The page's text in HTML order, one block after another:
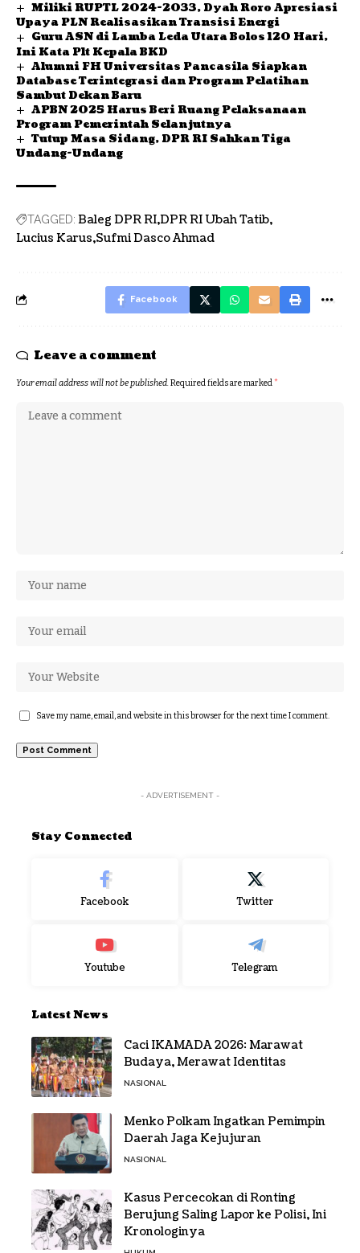
Miliki RUPTL 2024-2033, Dyah Roro Apresiasi
Upaya PLN Realisasikan Transisi Energi
Guru ASN di Lamba Leda Utara Bolos 120 Hari,
Ini Kata Plt Kepala BKD
Alumni FH Universitas Pancasila Siapkan
Database Terintegrasi dan Program Pelatihan
Sambut Dekan Baru
APBN 2025 Harus Beri Ruang Pelaksanaan
Program Pemerintah Selanjutnya
Tutup Masa Sidang, DPR RI Sahkan Tiga
Undang-Undang
TAGGED: Baleg DPR RI DPR RI Ubah Tatib
Lucius Karus Sufmi Dasco Ahmad
Facebook
Leave a comment
Your email address will not be published.Required fields are marked*
Save my name, email, and website in this browser for the next time I comment.
- ADVERTISEMENT -
Stay Connected
Facebook Twitter
Youtube Telegram
Latest News
Caci IKAMADA 2026: Marawat
Budaya, Merawat Identitas
NASIONAL
Menko Polkam Ingatkan Pemimpin
Daerah Jaga Kejujuran
NASIONAL
Kasus Percecokan di Ronting
Berujung Saling Lapor ke Polisi, Ini
Kronologinya